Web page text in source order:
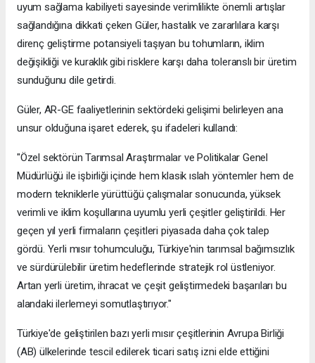
uyum sağlama kabiliyeti sayesinde verimlilikte önemli artışlar
sağlandığına dikkati çeken Güler, hastalık ve zararlılara karşı
direnç geliştirme potansiyeli taşıyan bu tohumların, iklim
değişikliği ve kuraklık gibi risklere karşı daha toleranslı bir üretim
sunduğunu dile getirdi.
Güler, AR-GE faaliyetlerinin sektördeki gelişimi belirleyen ana
unsur olduğuna işaret ederek, şu ifadeleri kullandı:
"Özel sektörün Tarımsal Araştırmalar ve Politikalar Genel
Müdürlüğü ile işbirliği içinde hem klasik ıslah yöntemler hem de
modern tekniklerle yürüttüğü çalışmalar sonucunda, yüksek
verimli ve iklim koşullarına uyumlu yerli çeşitler geliştirildi. Her
geçen yıl yerli firmaların çeşitleri piyasada daha çok talep
gördü. Yerli mısır tohumculuğu, Türkiye'nin tarımsal bağımsızlık
ve sürdürülebilir üretim hedeflerinde stratejik rol üstleniyor.
Artan yerli üretim, ihracat ve çeşit geliştirmedeki başarıları bu
alandaki ilerlemeyi somutlaştırıyor."
Türkiye'de geliştirilen bazı yerli mısır çeşitlerinin Avrupa Birliği
(AB) ülkelerinde tescil edilerek ticari satış izni elde ettiğini